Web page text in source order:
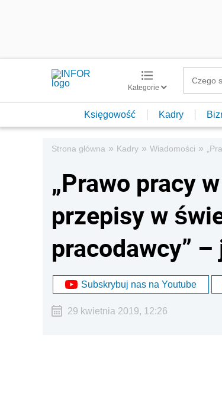
Kategorie
Księgowość Kadry
Strona główna » Kadry » Wiadomości »
„Prawo pracy
przepisy w
pracodawcy”
Subskrybuj nas na Youtube
29 kwietnia 2019, 12:26